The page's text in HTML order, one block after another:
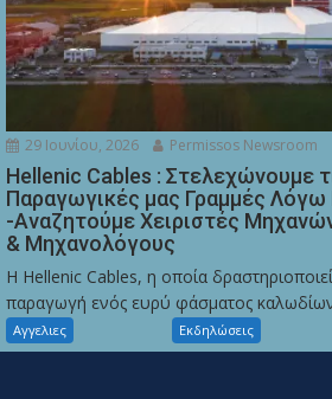
29 Ιουνίου, 2026 Permissos Newsroom
Hellenic Cables : Στελεχώνουμε
Παραγωγικές μας Γραμμές
-Αναζητούμε Χειριστές
& Μηχανολόγους
Η Hellenic Cables, η οποία
παραγωγή ενός ευρύ φάσματος
Αγγελιες Εκδηλώσεις